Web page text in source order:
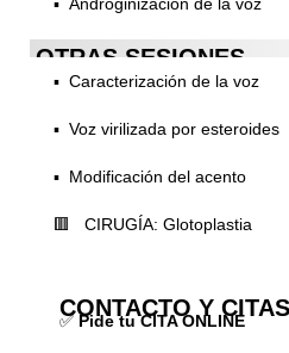
OTRAS SESIONES
▪️ Caracterización de la voz
▪️ Voz virilizada por esteroides
▪️ Modificación del acento
🟥 CIRUGÍA: Glotoplastia
CONTACTO Y CITAS
✅Pide tu CITA ONLINE